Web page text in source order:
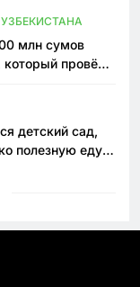
млн сумов
провёл
детский сад,
полезную еду.